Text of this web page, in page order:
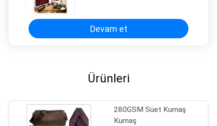
Devam et
Ürünleri
280GSM Süet Kumaş
Kumaş